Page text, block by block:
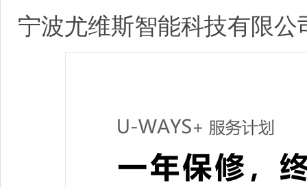
宁波尤维斯智能科技有限公